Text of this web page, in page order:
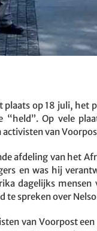
plaats op 18 juli, het
“held”. Op vele
van
afdeling van het
en was hij
dagelijks
te spreken over
van Voorpost